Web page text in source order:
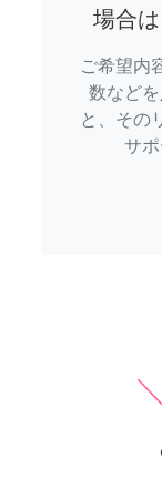
場合
ご希望内
数など
と、その
サ